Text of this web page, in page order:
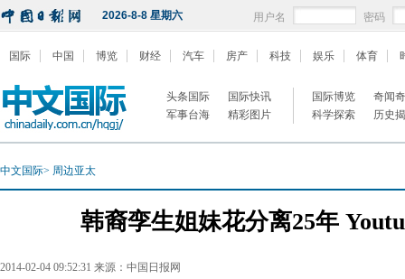
2026-8-8 星期六 用户名 密码
国际 中国 博览 财经 汽车 房产 科技 娱乐 体育
头条国际
国际快讯
军事台海
精彩图片
国际博览
奇闻
科学探索
历史
中文国际> 周边亚太
韩裔孪生姐妹花分离25年
2014-02-04 09:52:31 来源：中国日报网